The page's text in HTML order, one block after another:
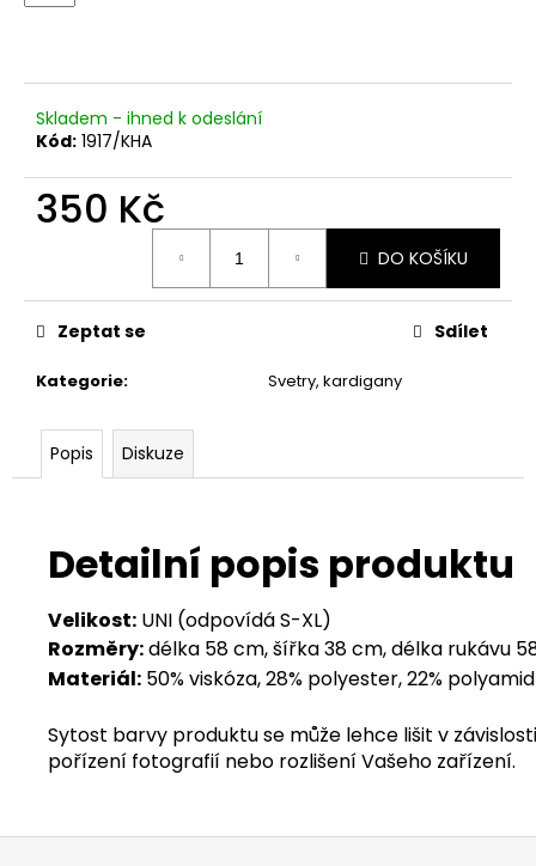
Skladem - ihned k odeslání
Kód: 1917/KHA
350 Kč
DO KOŠÍKU
Kategorie: Svetry, kardigany
Zeptat se Sdílet
Popis Diskuze
Detailní popis produktu
Velikost: UNI (odpovídá S-XL)
Rozměry:délka 58 cm, šířka 38 cm, délka rukávu
Materiál: 50% viskóza, 28% polyester, 22% polyamid
Sytost barvy produktu se může lehce lišit v
pořízení fotografií nebo rozlišení Vašeho zařízení.
e
m
e